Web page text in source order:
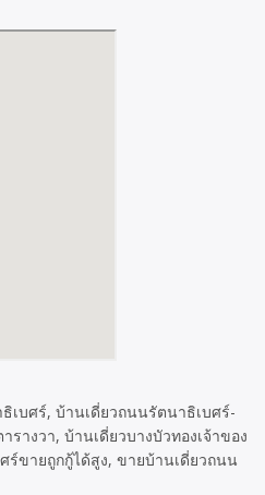
เบศร์, บ้านเดี่ยวถนนรัตนาธิเบศร์-
างวา, บ้านเดี่ยวบางบัวทองเจ้าของ
ร์ขายถูกกู้ได้สูง, ขายบ้านเดี่ยวถนน